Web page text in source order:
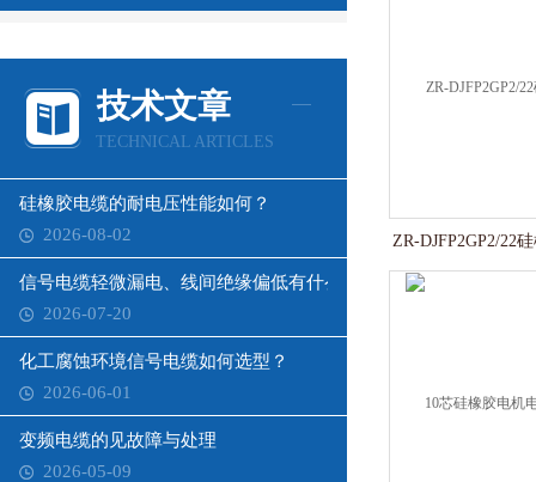
技术文章
TECHNICAL ARTICLES
硅橡胶电缆的耐电压性能如何？
2026-08-02
信号电缆轻微漏电、线间绝缘偏低有什么影响？
2026-07-20
化工腐蚀环境信号电缆如何选型？
2026-06-01
变频电缆的见故障与处理
2026-05-09
ZR-DJFP2GP2/22